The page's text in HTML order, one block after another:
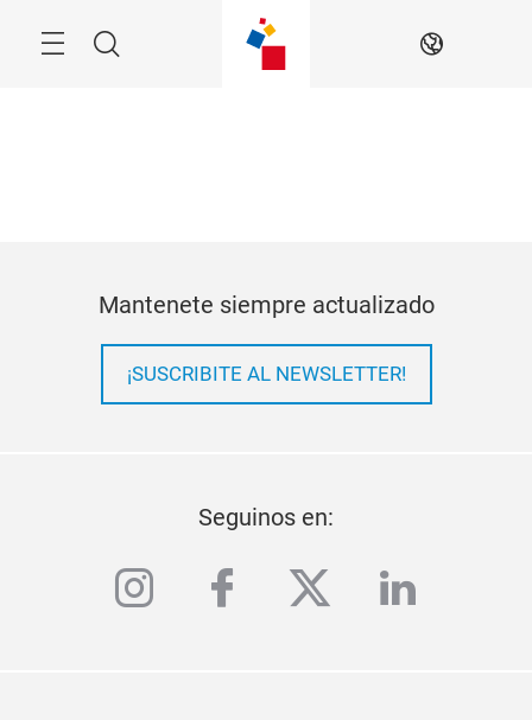
Buscar ES
Mantenete siempre actualizado
¡SUSCRIBITE AL NEWSLETTER!
Seguinos en:
instagram
facebook
twitterlinkedin